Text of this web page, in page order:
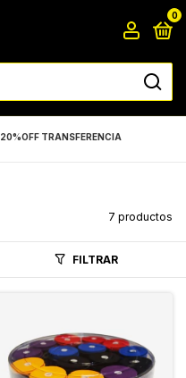
0
20%OFF TRANSFERENCIA
7 productos
FILTRAR